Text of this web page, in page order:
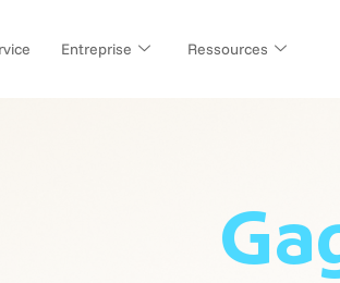
Entreprise Ressources